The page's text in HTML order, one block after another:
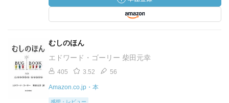
むしのほん
エドワード・ゴーリー 柴田元幸
405 3.52 56
Amazon.co.jp・本
感想・レビュー